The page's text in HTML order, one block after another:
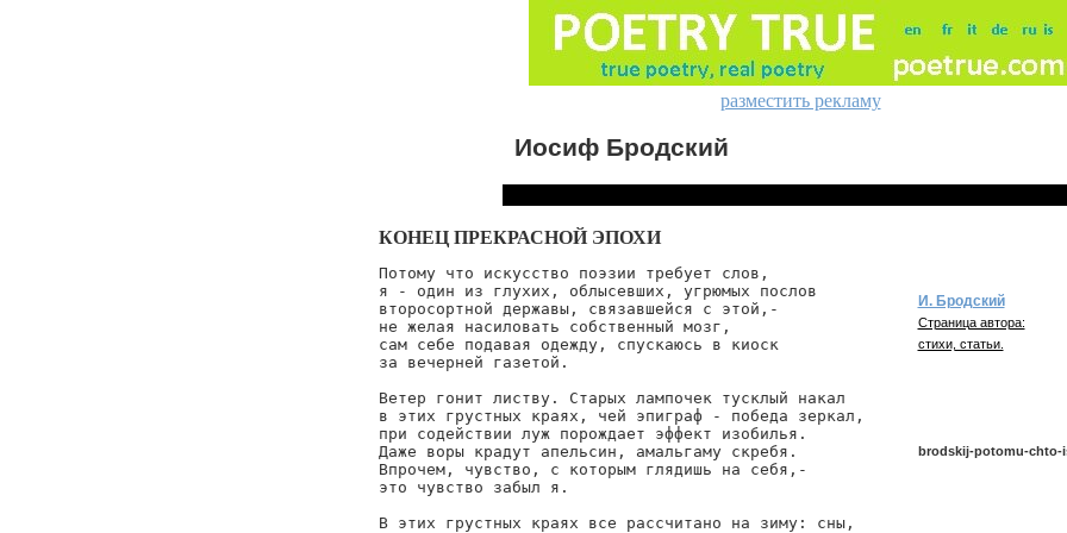
разместить рекламу
Иосиф Бродский
КОНЕЦ ПРЕКРАСНОЙ ЭПОХИ
Потому что искусство поэзии требует слов,
я - один из глухих, облысевших, угрюмых послов
второсортной державы, связавшейся с этой,-
не желая насиловать собственный мозг,
сам себе подавая одежду, спускаюсь в киоск
за вечерней газетой.
Ветер гонит листву. Старых лампочек тусклый накал
в этих грустных краях, чей эпиграф - победа зеркал,
при содействии луж порождает эффект изобилья.
Даже воры крадут апельсин, амальгаму скребя.
Впрочем, чувство, с которым глядишь на себя,-
это чувство забыл я.
В этих грустных краях все рассчитано на зиму: сны,
И. Бродский
Страница автора:
стихи, статьи.
brodskij-potomu-chto-